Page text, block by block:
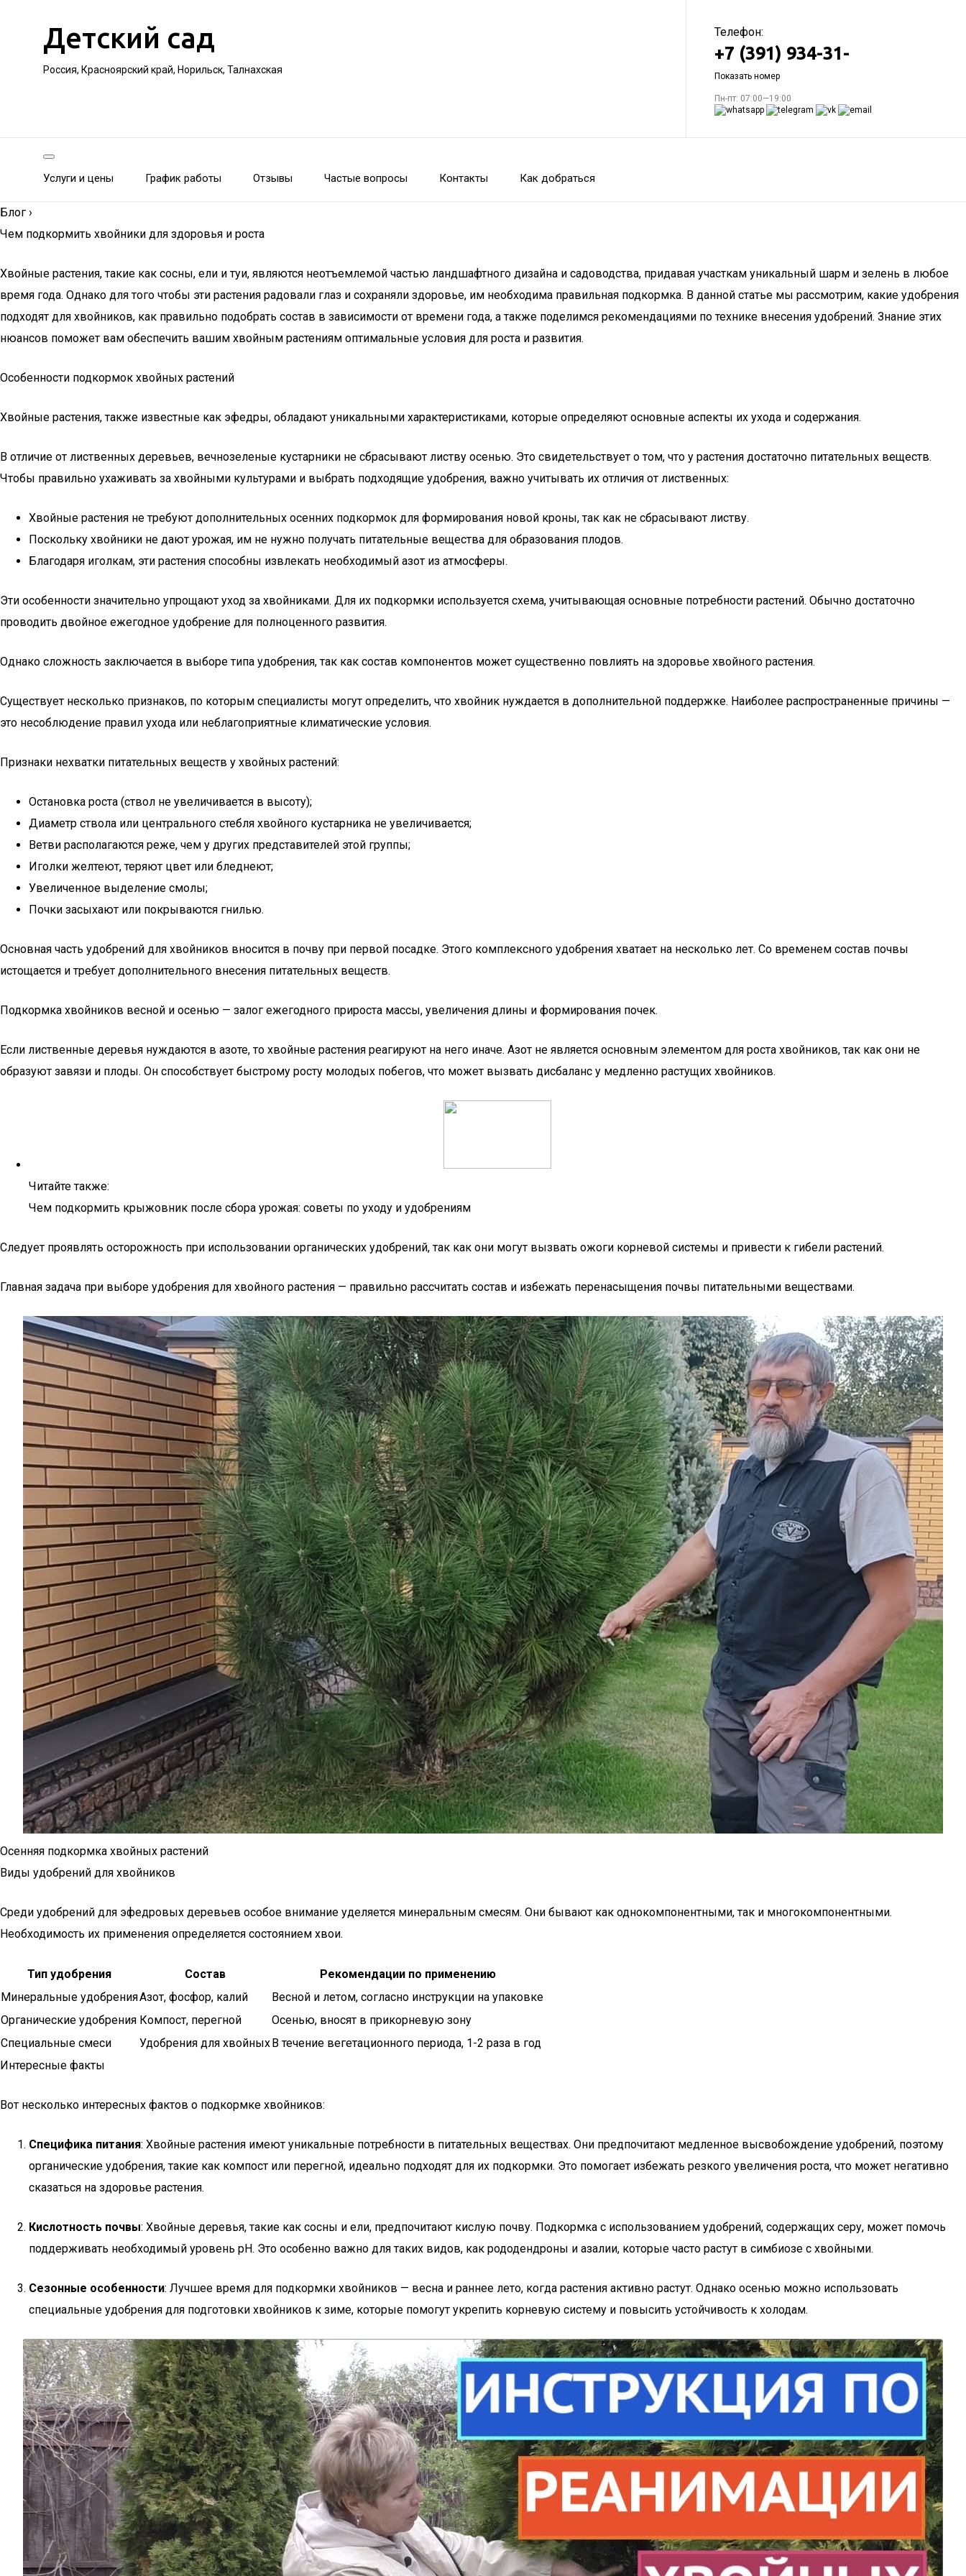
Детский сад
Россия, Красноярский край, Норильск, Талнахская
Телефон:
+7 (391) 934-31-
Показать номер
Пн-пт: 07:00—19:00
Услуги и цены График работы Отзывы Частые вопросы Контакты Как добраться
Блог ›
Чем подкормить хвойники для здоровья и роста
Хвойные растения, такие как сосны, ели и туи, являются неотъемлемой частью ландшафтного дизайна и садоводства, придавая участкам уникальный шарм и зелень в любое
время года. Однако для того чтобы эти растения радовали глаз и сохраняли здоровье, им необходима правильная подкормка. В данной статье мы рассмотрим, какие удобрения
подходят для хвойников, как правильно подобрать состав в зависимости от времени года, а также поделимся рекомендациями по технике внесения удобрений. Знание этих
нюансов поможет вам обеспечить вашим хвойным растениям оптимальные условия для роста и развития.
Особенности подкормок хвойных растений
Хвойные растения, также известные как эфедры, обладают уникальными характеристиками, которые определяют основные аспекты их ухода и содержания.
В отличие от лиственных деревьев, вечнозеленые кустарники не сбрасывают листву осенью. Это свидетельствует о том, что у растения достаточно питательных веществ.
Чтобы правильно ухаживать за хвойными культурами и выбрать подходящие удобрения, важно учитывать их отличия от лиственных:
Хвойные растения не требуют дополнительных осенних подкормок для формирования новой кроны, так как не сбрасывают листву.
Поскольку хвойники не дают урожая, им не нужно получать питательные вещества для образования плодов.
Благодаря иголкам, эти растения способны извлекать необходимый азот из атмосферы.
Эти особенности значительно упрощают уход за хвойниками. Для их подкормки используется схема, учитывающая основные потребности растений. Обычно достаточно
проводить двойное ежегодное удобрение для полноценного развития.
Однако сложность заключается в выборе типа удобрения, так как состав компонентов может существенно повлиять на здоровье хвойного растения.
Существует несколько признаков, по которым специалисты могут определить, что хвойник нуждается в дополнительной поддержке. Наиболее распространенные причины —
это несоблюдение правил ухода или неблагоприятные климатические условия.
Признаки нехватки питательных веществ у хвойных растений:
Остановка роста (ствол не увеличивается в высоту);
Диаметр ствола или центрального стебля хвойного кустарника не увеличивается;
Ветви располагаются реже, чем у других представителей этой группы;
Иголки желтеют, теряют цвет или бледнеют;
Увеличенное выделение смолы;
Почки засыхают или покрываются гнилью.
Основная часть удобрений для хвойников вносится в почву при первой посадке. Этого комплексного удобрения хватает на несколько лет. Со временем состав почвы
истощается и требует дополнительного внесения питательных веществ.
Подкормка хвойников весной и осенью — залог ежегодного прироста массы, увеличения длины и формирования почек.
Если лиственные деревья нуждаются в азоте, то хвойные растения реагируют на него иначе. Азот не является основным элементом для роста хвойников, так как они не
образуют завязи и плоды. Он способствует быстрому росту молодых побегов, что может вызвать дисбаланс у медленно растущих хвойников.
Читайте также:
Чем подкормить крыжовник после сбора урожая: советы по уходу и удобрениям
Следует проявлять осторожность при использовании органических удобрений, так как они могут вызвать ожоги корневой системы и привести к гибели растений.
Главная задача при выборе удобрения для хвойного растения — правильно рассчитать состав и избежать перенасыщения почвы питательными веществами.
Осенняя подкормка хвойных растений
Виды удобрений для хвойников
Среди удобрений для эфедровых деревьев особое внимание уделяется минеральным смесям. Они бывают как однокомпонентными, так и многокомпонентными.
Необходимость их применения определяется состоянием хвои.
Тип удобрения Состав
Рекомендации по применению
Минеральные удобренияАзот, фосфор, калий
Весной и летом, согласно инструкции на упаковке
Органические удобрения Компост, перегной
Осенью, вносят в прикорневую зону
Специальные смеси
Удобрения для хвойныхВ течение вегетационного периода, 1-2 раза в год
Интересные факты
Вот несколько интересных фактов о подкормке хвойников:
Специфика питания: Хвойные растения имеют уникальные потребности в питательных веществах. Они предпочитают медленное высвобождение удобрений, поэтому
органические удобрения, такие как компост или перегной, идеально подходят для их подкормки. Это помогает избежать резкого увеличения роста, что может негативно
сказаться на здоровье растения.
Кислотность почвы: Хвойные деревья, такие как сосны и ели, предпочитают кислую почву. Подкормка с использованием удобрений, содержащих серу, может помочь
поддерживать необходимый уровень pH. Это особенно важно для таких видов, как рододендроны и азалии, которые часто растут в симбиозе с хвойными.
Сезонные особенности: Лучшее время для подкормки хвойников — весна и раннее лето, когда растения активно растут. Однако осенью можно использовать
специальные удобрения для подготовки хвойников к зиме, которые помогут укрепить корневую систему и повысить устойчивость к холодам.